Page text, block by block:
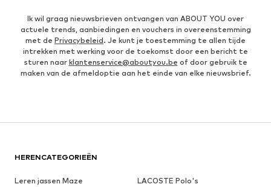
Ik wil graag nieuwsbrieven ontvangen van ABOUT YOU over
actuele trends, aanbiedingen en vouchers in overeenstemming
met de Privacybeleid. Je kunt je toestemming te allen tijde
intrekken met werking voor de toekomst door een bericht te
sturen naar klantenservice@aboutyou.be of door gebruik te
maken van de afmeldoptie aan het einde van elke nieuwsbrief.
HERENCATEGORIEËN
Leren jassen Maze
LACOSTE Polo's